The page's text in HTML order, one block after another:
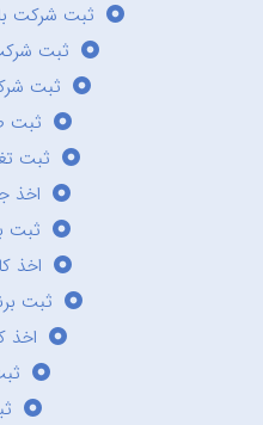
ثبت شرکت
ثبت
ثبت
ثبت
ثبت
اخذ
ثبت
اخذ
ثبت
اخذ